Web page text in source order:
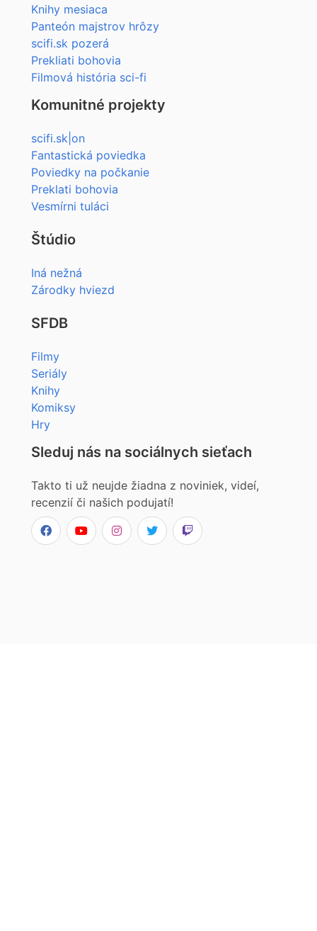
Knihy mesiaca
Panteón majstrov hrôzy
scifi.sk pozerá
Prekliati bohovia
Filmová história sci-fi
Komunitné projekty
scifi.sk|on
Fantastická poviedka
Poviedky na počkanie
Preklati bohovia
Vesmírni tuláci
Štúdio
Iná nežná
Zárodky hviezd
SFDB
Filmy
Seriály
Knihy
Komiksy
Hry
Sleduj nás na sociálnych sieťach
Takto ti už neujde žiadna z noviniek, videí,
recenzií či našich podujatí!